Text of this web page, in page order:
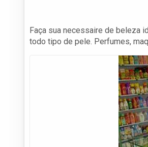
Faça sua necessaire de beleza
todo tipo de pele. Perfumes,